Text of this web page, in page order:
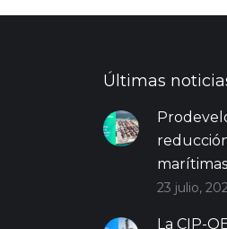
Últimas
23 julio,
La CIP-